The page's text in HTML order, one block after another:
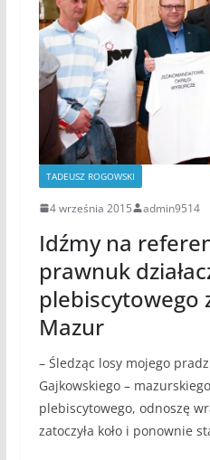
TADEUSZ ROGOWSKI
4 września 2015 admin9514
Idźmy na
prawnuk
plebiscytowego
Mazur
– Śledząc losy mojego
Gajkowskiego –
plebiscytowego, odnoszę
zatoczyła koło i ponownie